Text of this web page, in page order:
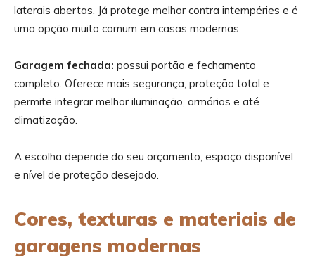
laterais abertas. Já protege melhor contra intempéries e é
uma opção muito comum em casas modernas.
Garagem fechada: possui portão e fechamento
completo. Oferece mais segurança, proteção total e
permite integrar melhor iluminação, armários e até
climatização.
A escolha depende do seu orçamento, espaço disponível
e nível de proteção desejado.
Cores, texturas e materiais de
garagens modernas